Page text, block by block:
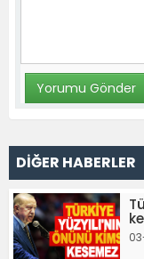
DİĞER HABERLER